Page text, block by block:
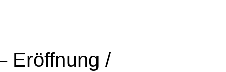
Eröffnung /